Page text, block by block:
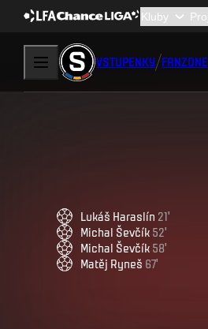
VSTUPENKY FANZONE
Lukáš Haraslín 21'
Michal Ševčík 52'
Michal Ševčík 58'
Matěj Ryneš 67'